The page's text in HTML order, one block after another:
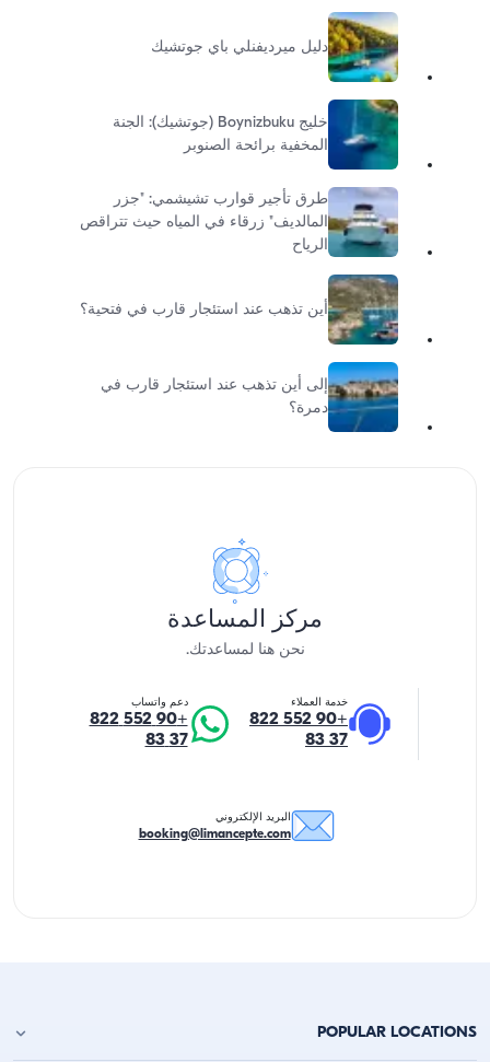
دليل ميرديفنلي باي جوتشيك
خليج Boynizbuku (جوتشيك): الجنة
المخفية برائحة الصنوبر
طرق تأجير قوارب تشيشمي: "جزر
المالديف" زرقاء في المياه حيث تتراقص
الرياح
أين تذهب عند استئجار قارب في فتحية؟
إلى أين تذهب عند استئجار قارب في
دمرة؟
مركز المساعدة
نحن هنا لمساعدتك.
خدمة العملاء
+90 552 822
37 83
دعم واتساب
+90 552 822
37 83
البريد الإلكتروني
booking@limancepte.com
POPULAR LOCATIONS